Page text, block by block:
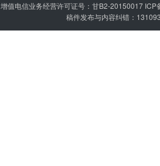
增值电信业务经营许可证号：甘B2-20150017 ICP
稿件发布与内容纠错：